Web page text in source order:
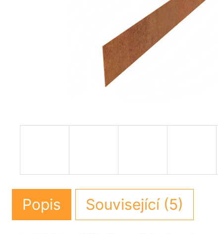
Popis Související (5)